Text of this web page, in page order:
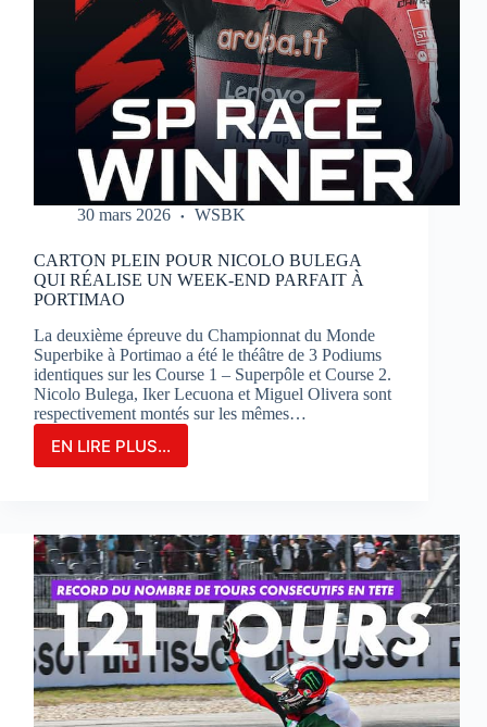
HEURES
MOTOS
SUR
LE
CIRCUIT
BUGATTI
LE
MANS
30 mars 2026 WSBK
CARTON PLEIN POUR NICOLO BULEGA
QUI RÉALISE UN WEEK-END PARFAIT À
PORTIMAO
La deuxième épreuve du Championnat du Monde
Superbike à Portimao a été le théâtre de 3 Podiums
identiques sur les Course 1 – Superpôle et Course 2.
Nicolo Bulega, Iker Lecuona et Miguel Olivera sont
respectivement montés sur les mêmes…
EN LIRE PLUS...
CARTON
BULEGA
QUI
RÉALISE
UN
WEEK-
END
PARFAIT
À
PORTIMAO